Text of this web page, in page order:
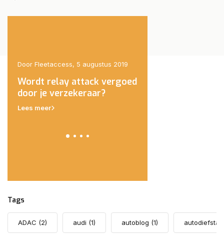
Door Fleetaccess, 5 augustus 2019
Wordt relay attack vergoed
door je verzekeraar?
Lees meer
Tags
ADAC (2) audi (1) autoblog (1) autodiefstal